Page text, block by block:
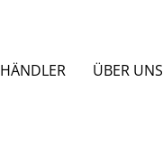
HÄNDLER ÜBER UNS